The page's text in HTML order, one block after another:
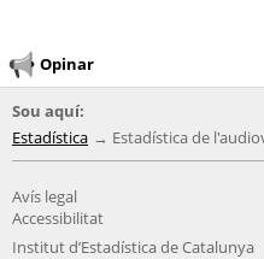
Opinar
Sou aquí:
Estadística
Estadística de
Avís legal
Accessibilitat
Institut d’Estadística de Catalunya